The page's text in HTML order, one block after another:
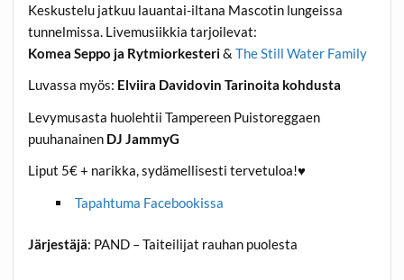
Keskustelu jatkuu lauantai-iltana Mascotin lungeissa
tunnelmissa. Livemusiikkia tarjoilevat:
Komea Seppo ja Rytmiorkesteri& The Still Water Family
Luvassa myös: Elviira Davidovin Tarinoita kohdusta
Levymusasta huolehtii Tampereen Puistoreggaen
puuhanainen DJ JammyG
Liput 5€ + narikka, sydämellisesti tervetuloa!♥
Tapahtuma Facebookissa
Järjestäjä: PAND – Taiteilijat rauhan puolesta